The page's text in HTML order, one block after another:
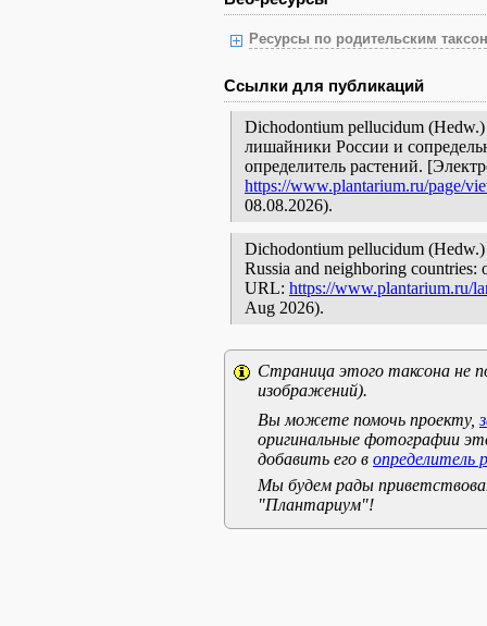
Ресурсы по родительским
Ссылки для публикаций
Dichodontium pellucidum
лишайники России и
определитель растений.
https://www.plantarium.ru/page/
08.08.2026).
Dichodontium pellucidum
Russia and neighboring
URL: https://www.plantarium.ru/
Aug 2026).
Страница этого таксона не
изображений).
Вы можете помочь проекту,
оригинальные фотографии
добавить его в определитель
Мы будем рады
"Плантариум"!